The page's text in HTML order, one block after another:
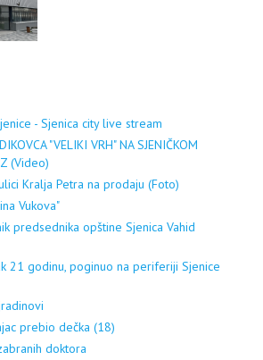
- Sjenica city live stream
"VELIKI VRH" NA SJENIČKOM
(Video)
Kralja Petra na prodaju (Foto)
Vukova"
predsednika opštine Sjenica Vahid
21 godinu, poginuo na periferiji Sjenice
prebio dečka (18)
doktora